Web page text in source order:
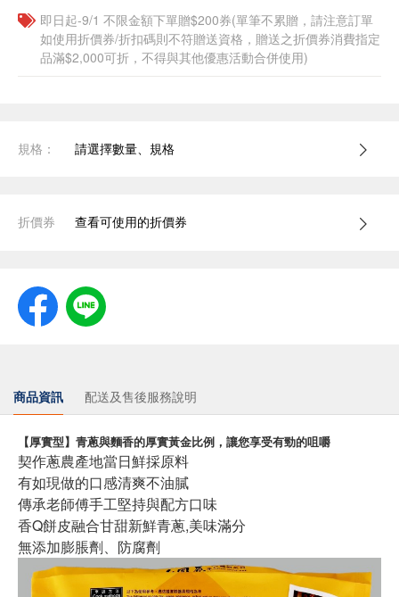
即日起-9/1 不限金額下單贈$200券(單筆不累贈，請注意訂單
如使用折價券/折扣碼則不符贈送資格，贈送之折價券消費指定
品滿$2,000可折，不得與其他優惠活動合併使用)
規格： 請選擇數量、規格
折價券 查看可使用的折價券
商品資訊 配送及售後服務說明
【厚實型】青蔥與麵香的厚實黃金比例，讓您享受有勁的咀嚼
契作蔥農產地當日鮮採原料
有如現做的口感清爽不油膩
傳承老師傅手工堅持與配方口味
香Q餅皮融合甘甜新鮮青蔥,美味滿分
無添加膨脹劑、防腐劑